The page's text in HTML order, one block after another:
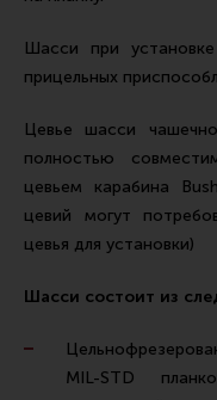
Тактическая медицина
Чехлы, рюкзаки, сумки
Фонари
Прочее снаряжение
Чистка, уход за
Оружейная химия
Инструменты и другие
Шомполы и наборы для
Патчи
Шасси при
прицельных
Цевье шасси
полностью
цевьем карабина
цевий могут
цевья для установки)
Шасси состоит из
MIL-STD